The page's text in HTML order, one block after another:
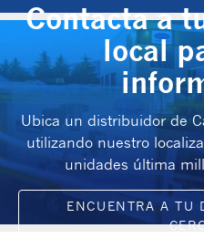
Contacta a
local
Ubica un distribuidor de
utilizando nuestro
unidades última
ENCUENTRA A TU